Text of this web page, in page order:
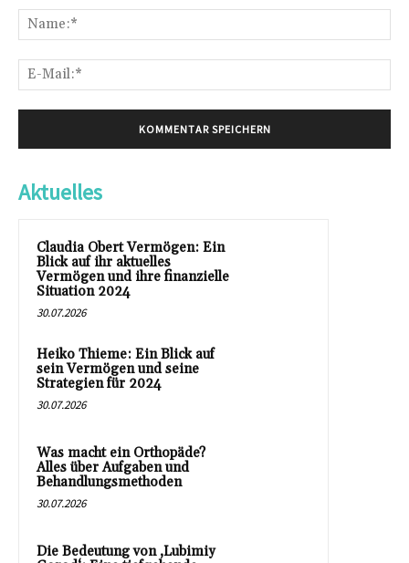
Aktuelles
Claudia Obert Vermögen: Ein
Blick auf ihr aktuelles
Vermögen und ihre finanzielle
Situation 2024
30.07.2026
Heiko Thieme: Ein Blick auf
sein Vermögen und seine
Strategien für 2024
30.07.2026
Was macht ein Orthopäde?
Alles über Aufgaben und
Behandlungsmethoden
30.07.2026
Die Bedeutung von ‚Lubimiy